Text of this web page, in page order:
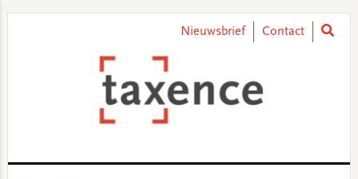
Nieuwsbrief Contact